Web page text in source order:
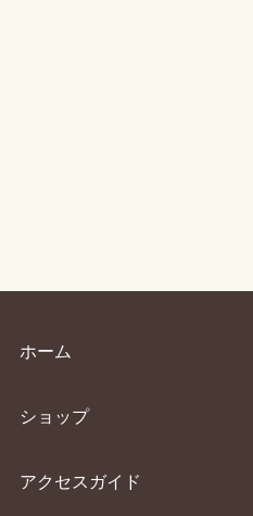
ホーム
ショップ
アクセスガイド